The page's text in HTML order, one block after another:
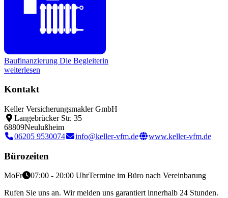
Baufinanzierung Die Begleiterin
weiterlesen
Kontakt
Keller Versicherungsmakler GmbH
Langebrücker Str. 35
68809Neulußheim
06205 9530074
info@keller-vfm.de www.keller-vfm.de
Bürozeiten
MoFr 07:00 - 20:00 UhrTermine im Büro nach Vereinbarung
Rufen Sie uns an. Wir melden uns garantiert innerhalb 24 Stunden.